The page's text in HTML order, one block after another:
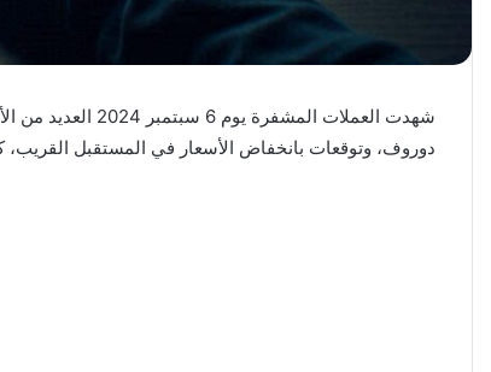
دوروف، وتوقعات بانخفاض الأسعار في المستقبل القريب،